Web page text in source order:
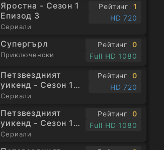
Яростна - Сезон 1
Епизод 3
Сериали
Рейтинг
1
HD 720
Супергърл
Приключенски
Рейтинг
0
Full HD 1080
Петзвездният
уикенд - Сезон 1
Епизод 1
Сериали
Рейтинг
0
HD 720
Петзвездният
уикенд - Сезон 1
Епизод 3
Сериали
Рейтинг
0
Full HD 1080